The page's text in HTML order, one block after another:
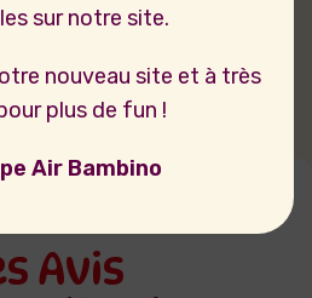
sur notre site.
nouveau site et à très
plus de fun !
Air Bambino
Avis